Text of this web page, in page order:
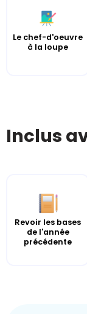
Le chef-d'oeuvre
à la loupe
Inclus
Revoir les bases
de l'année
précédente